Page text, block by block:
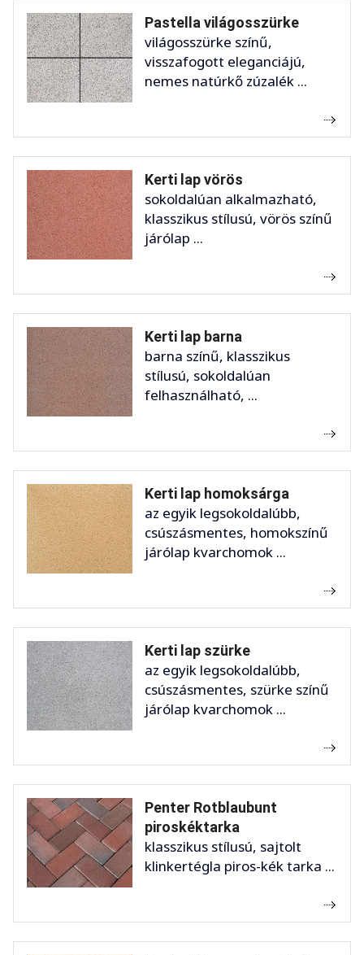
Pastella világosszürke
világosszürke színű,
visszafogott eleganciájú,
nemes natúrkő zúzalék ...
Kerti lap vörös
sokoldalúan alkalmazható,
klasszikus stílusú, vörös színű
járólap ...
Kerti lap barna
barna színű, klasszikus
stílusú, sokoldalúan
felhasználható, ...
Kerti lap homoksárga
az egyik legsokoldalúbb,
csúszásmentes, homokszínű
járólap kvarchomok ...
Kerti lap szürke
az egyik legsokoldalúbb,
csúszásmentes, szürke színű
járólap kvarchomok ...
Penter Rotblaubunt
piroskéktarka
klasszikus stílusú, sajtolt
klinkertégla piros-kék tarka ...